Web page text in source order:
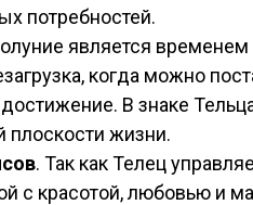
потребностей.
является
когда можно
В знаке
плоскости жизни.
. Так как Телец
с красотой, любовью и